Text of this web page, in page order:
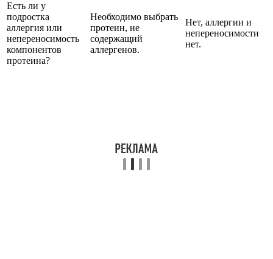
Есть ли у
подростка
аллергия или
непереносимость
компонентов
протеина?
Необходимо выбрать
протеин, не
содержащий
аллергенов.
Нет, аллергии и
непереносимости
нет.